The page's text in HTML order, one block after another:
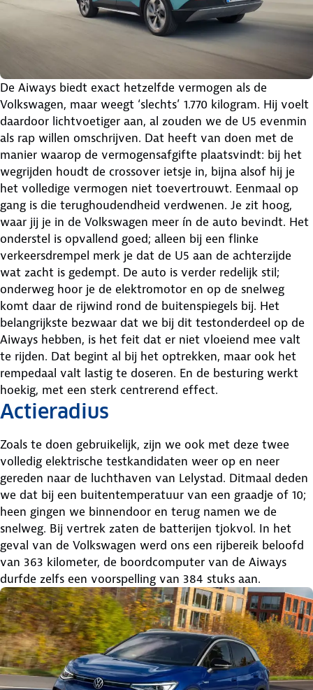
De Aiways biedt exact hetzelfde vermogen als de
Volkswagen, maar weegt ‘slechts’ 1.770 kilogram. Hij voelt
daardoor lichtvoetiger aan, al zouden we de U5 evenmin
als rap willen omschrijven. Dat heeft van doen met de
manier waarop de vermogensafgifte plaatsvindt: bij het
wegrijden houdt de crossover ietsje in, bijna alsof hij je
het volledige vermogen niet toevertrouwt. Eenmaal op
gang is die terughoudendheid verdwenen. Je zit hoog,
waar jij je in de Volkswagen meer ín de auto bevindt. Het
onderstel is opvallend goed; alleen bij een flinke
verkeersdrempel merk je dat de U5 aan de achterzijde
wat zacht is gedempt. De auto is verder redelijk stil;
onderweg hoor je de elektromotor en op de snelweg
komt daar de rijwind rond de buitenspiegels bij. Het
belangrijkste bezwaar dat we bij dit testonderdeel op de
Aiways hebben, is het feit dat er niet vloeiend mee valt
te rijden. Dat begint al bij het optrekken, maar ook het
rempedaal valt lastig te doseren. En de besturing werkt
hoekig, met een sterk centrerend effect.
Actieradius
Zoals te doen gebruikelijk, zijn we ook met deze twee
volledig elektrische testkandidaten weer op en neer
gereden naar de luchthaven van Lelystad. Ditmaal deden
we dat bij een buitentemperatuur van een graadje of 10;
heen gingen we binnendoor en terug namen we de
snelweg. Bij vertrek zaten de batterijen tjokvol. In het
geval van de Volkswagen werd ons een rijbereik beloofd
van 363 kilometer, de boordcomputer van de Aiways
durfde zelfs een voorspelling van 384 stuks aan.